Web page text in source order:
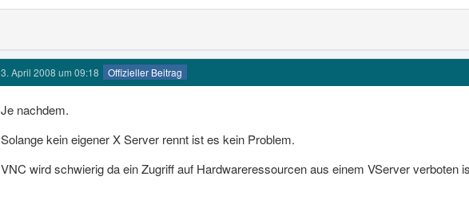
3. April 2008 um 09:18 Offizieller Beitrag
Je nachdem.
Solange kein eigener X Server rennt ist es kein Problem.
VNC wird schwierig da ein Zugriff auf Hardwareressourcen aus einem VServer verboten